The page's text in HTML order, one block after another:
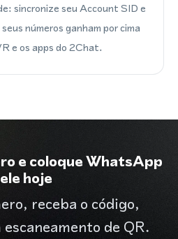
sincronize seu Account SID e
números ganham por cima
e os apps do 2Chat.
e coloque WhatsApp
hoje
receba o código,
de QR.